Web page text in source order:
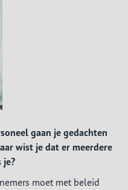
gaan je gedachten
wist je dat er meerdere
je?
moet met beleid